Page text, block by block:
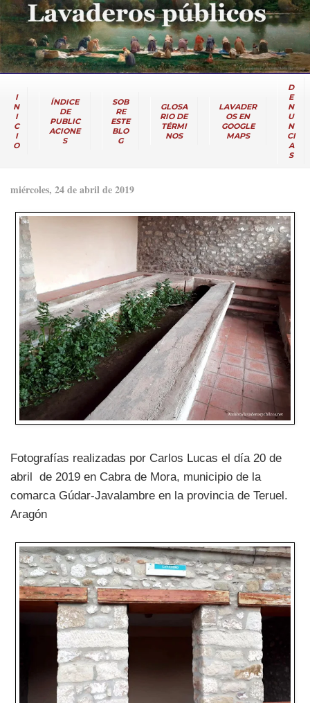
I
N
I
C
I
O
ÍNDICE
DE
PUBLIC
ACIONE
S
SOB
RE
ESTE
BLO
G
GLOSA
RIO DE
TÉRMI
NOS
LAVADER
OS EN
GOOGLE
MAPS
D
E
N
U
N
CI
A
S
miércoles, 24 de abril de 2019
Fotografías realizadas por Carlos Lucas el día 20 de
abril de 2019 en Cabra de Mora, municipio de la
comarca Gúdar-Javalambre en la provincia de Teruel.
Aragón